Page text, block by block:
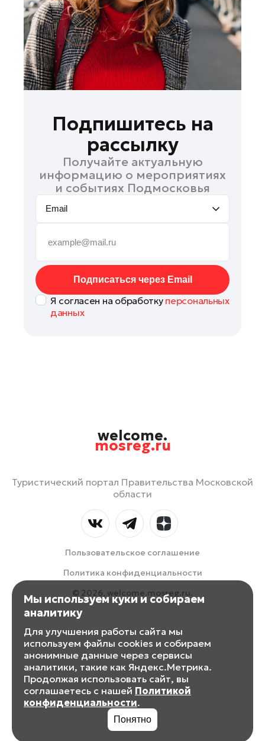
Подпишитесь на
рассылку
Получайте актуальную
информацию о мероприятиях
и событиях Подмосковья
Email
Подписаться через Email
Я согласен на обработку персональных
данных
welcome.
mosreg.ru
Туристический портал Правительства Московской
области
Пользовательское соглашение
Политика конфиденциальности
© 2026, welcome.mosreg.ru.
Мы используем куки и собираем
аналитику
Для улучшения работы сайта мы
используем файлы cookies и собираем
анонимные данные через сервисы
аналитики, такие как Яндекс.Метрика.
Продолжая использовать сайт, вы
соглашаетесь с нашей Политикой
конфиденциальности.
Понятно